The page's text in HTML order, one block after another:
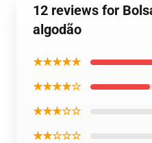
12 reviews for
algodão
★★★★★
★★★★☆
★★★☆☆
★★☆☆☆